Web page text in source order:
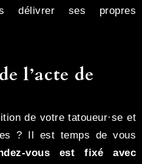
délivrer ses propres
l’acte de
de votre tatoueur·se et
? Il est temps de vous
vous est fixé avec